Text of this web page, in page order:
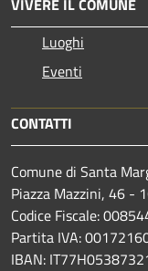
Luoghi
Eventi
CONTATTI
Comune di Santa
Piazza Mazzini, 46 -
Codice Fiscale:
Partita IVA:
IBAN: